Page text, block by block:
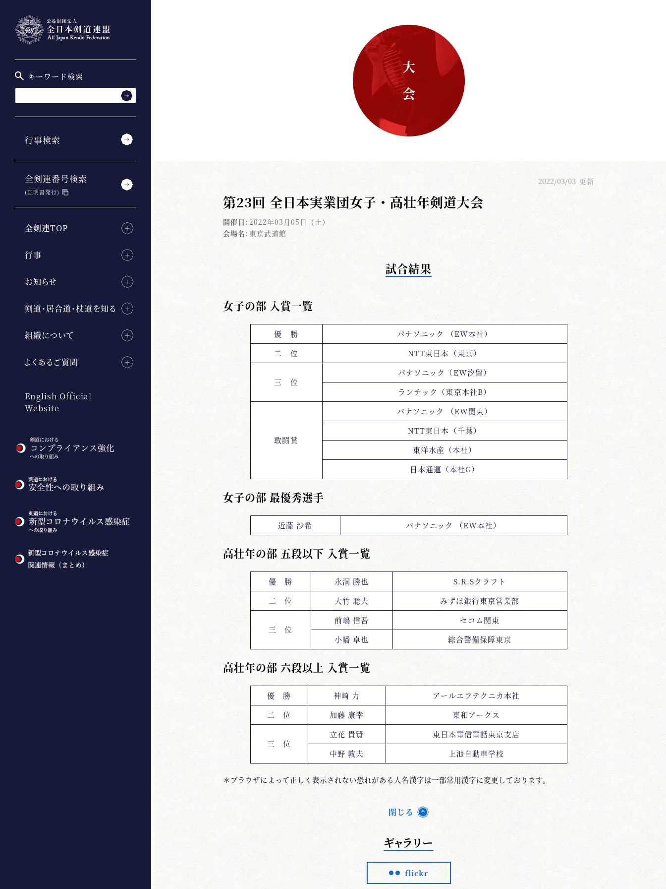
キーワード検索
行事検索
全剣連番号検索
(証明書発行)
全剣連TOP
行事
お知らせ
剣道・居合道・杖道を知る
組織について
よくあるご質問
English Official
Website
大 会
2022/03/03 更新
第23回 全日本実業団女子・高壮年剣道大会
開催日: 2022年03月05日（土）
会場名: 東京武道館
試合結果
女子の部 入賞一覧
優 勝
パナソニック （EW本社）
二 位
NTT東日本（東京）
三 位
パナソニック（EW汐留）
ランテック（東京本社B）
敢闘賞
パナソニック （EW関東）
NTT東日本（千葉）
東洋水産（本社）
日本通運（本社G）
女子の部 最優秀選手
近藤 沙希 パナソニック （EW本社）
高壮年の部 五段以下 入賞一覧
優 勝 永洞 勝也
S.R.Sクラフト
二 位
大竹 聡夫 みずほ銀行東京営業部
三 位
前嶋 信吾
セコム関東
小幡 卓也
綜合警備保障東京
高壮年の部 六段以上 入賞一覧
優 勝 神崎 力
アールエフテクニカ本社
二 位
加藤 康幸 東和アークス
三 位
立花 貴賢
東日本電信電話東京支店
中野 敦夫
上池自動車学校
＊ブラウザによって正しく表示されない恐れがある人名漢字は一部常用漢字に変更しております。
閉じる
ギャラリー
flickr